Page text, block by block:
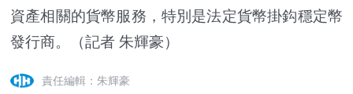
資產相關的貨幣服務，特別是法定貨幣掛鈎穩定幣
發行商。（記者 朱輝豪）
責任編輯：朱輝豪